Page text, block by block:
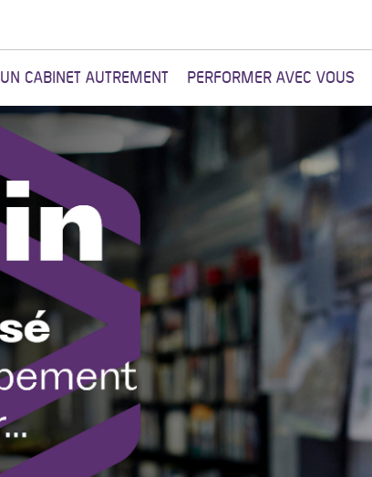
UN CABINET AUTREMENT PERFORMER AVEC VOUS